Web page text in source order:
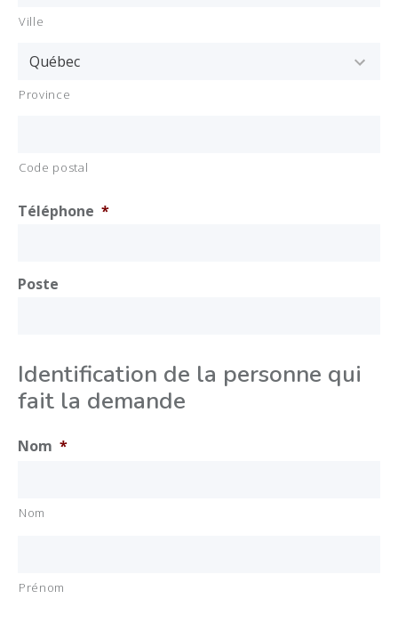
Ville
Province
Code postal
Téléphone *
Poste
Identification de la personne qui
fait la demande
Nom *
Prénom
Nom